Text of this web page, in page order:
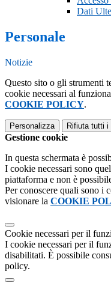
Dati
Personale
Notizie
Questo sito o gli strumenti
cookie necessari al
COOKIE POLICY.
Personalizza Rifiuta tutti i
Gestione cookie
In questa schermata è
I cookie necessari sono
piattaforma e non è
Per conoscere quali sono i
visionare la COOKIE
Cookie necessari per il
I cookie necessari per il
disabilitati. È possibile
policy.